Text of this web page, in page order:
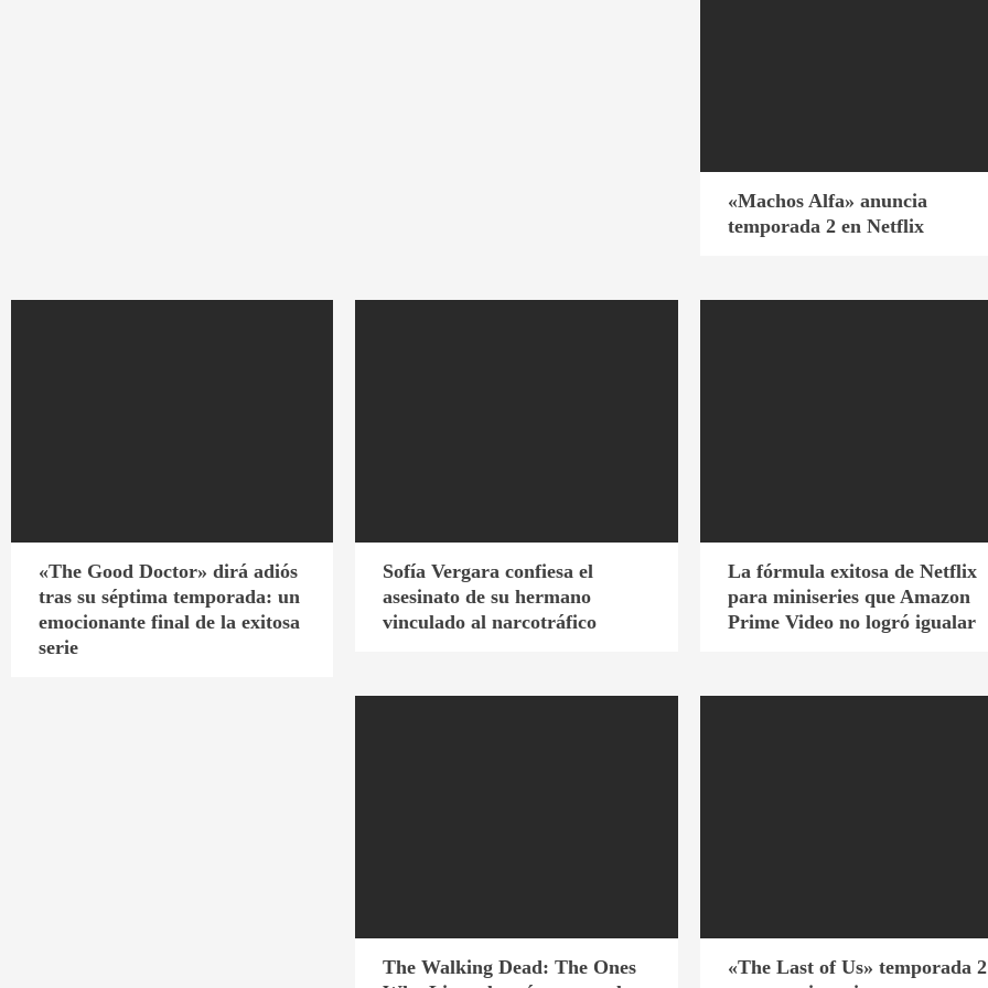
«Machos Alfa» anuncia
temporada 2 en Netflix
«The Good Doctor» dirá adiós
tras su séptima temporada: un
emocionante final de la exitosa
serie
Sofía Vergara confiesa el
asesinato de su hermano
vinculado al narcotráfico
La fórmula exitosa de Netflix
para miniseries que Amazon
Prime Video no logró igualar
The Walking Dead: The Ones
«The Last of Us» temporada